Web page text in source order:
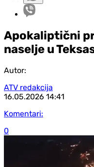
Apokaliptični
naselje u
Autor:
ATV redakcija
16.05.2026 14:41
Komentari:
0